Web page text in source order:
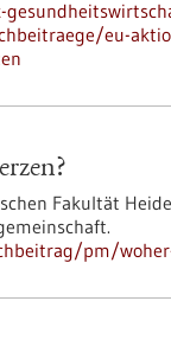
eu-
Fakultät
pm/